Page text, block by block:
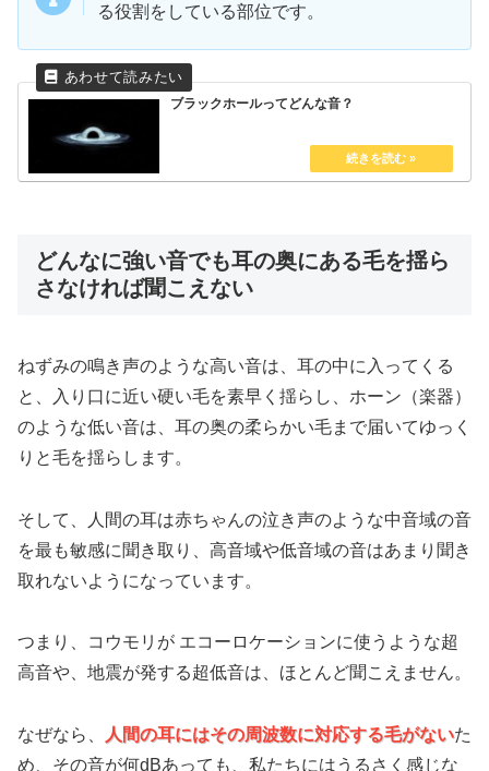
る役割をしている部位です。
ブラックホールってどんな音？
どんなに強い音でも耳の奥にある毛を揺ら
さなければ聞こえない
ねずみの鳴き声のような高い音は、耳の中に入ってくる
と、入り口に近い硬い毛を素早く揺らし、ホーン（楽器）
のような低い音は、耳の奥の柔らかい毛まで届いてゆっく
りと毛を揺らします。
そして、人間の耳は赤ちゃんの泣き声のような中音域の音
を最も敏感に聞き取り、高音域や低音域の音はあまり聞き
取れないようになっています。
つまり、コウモリが エコーロケーションに使うような超
高音や、地震が発する超低音は、ほとんど聞こえません。
なぜなら、 人間の耳にはその周波数に対応する毛がないた
め、その音が何dBあっても、私たちにはうるさく感じな